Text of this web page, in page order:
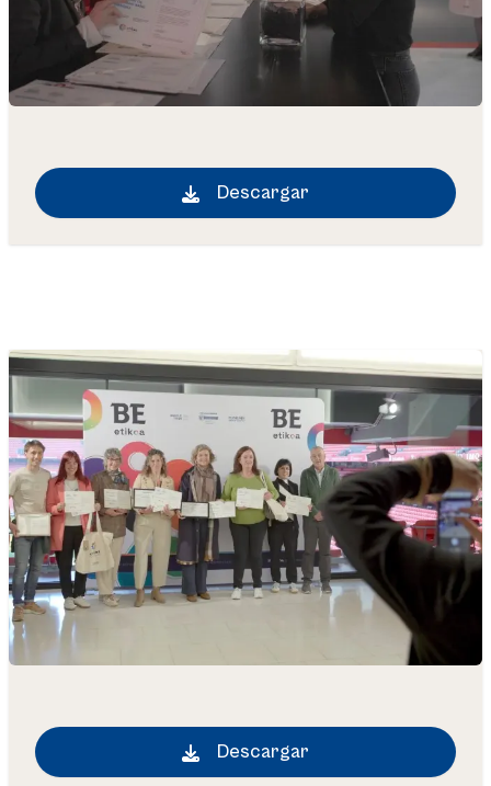
Descargar
Descargar